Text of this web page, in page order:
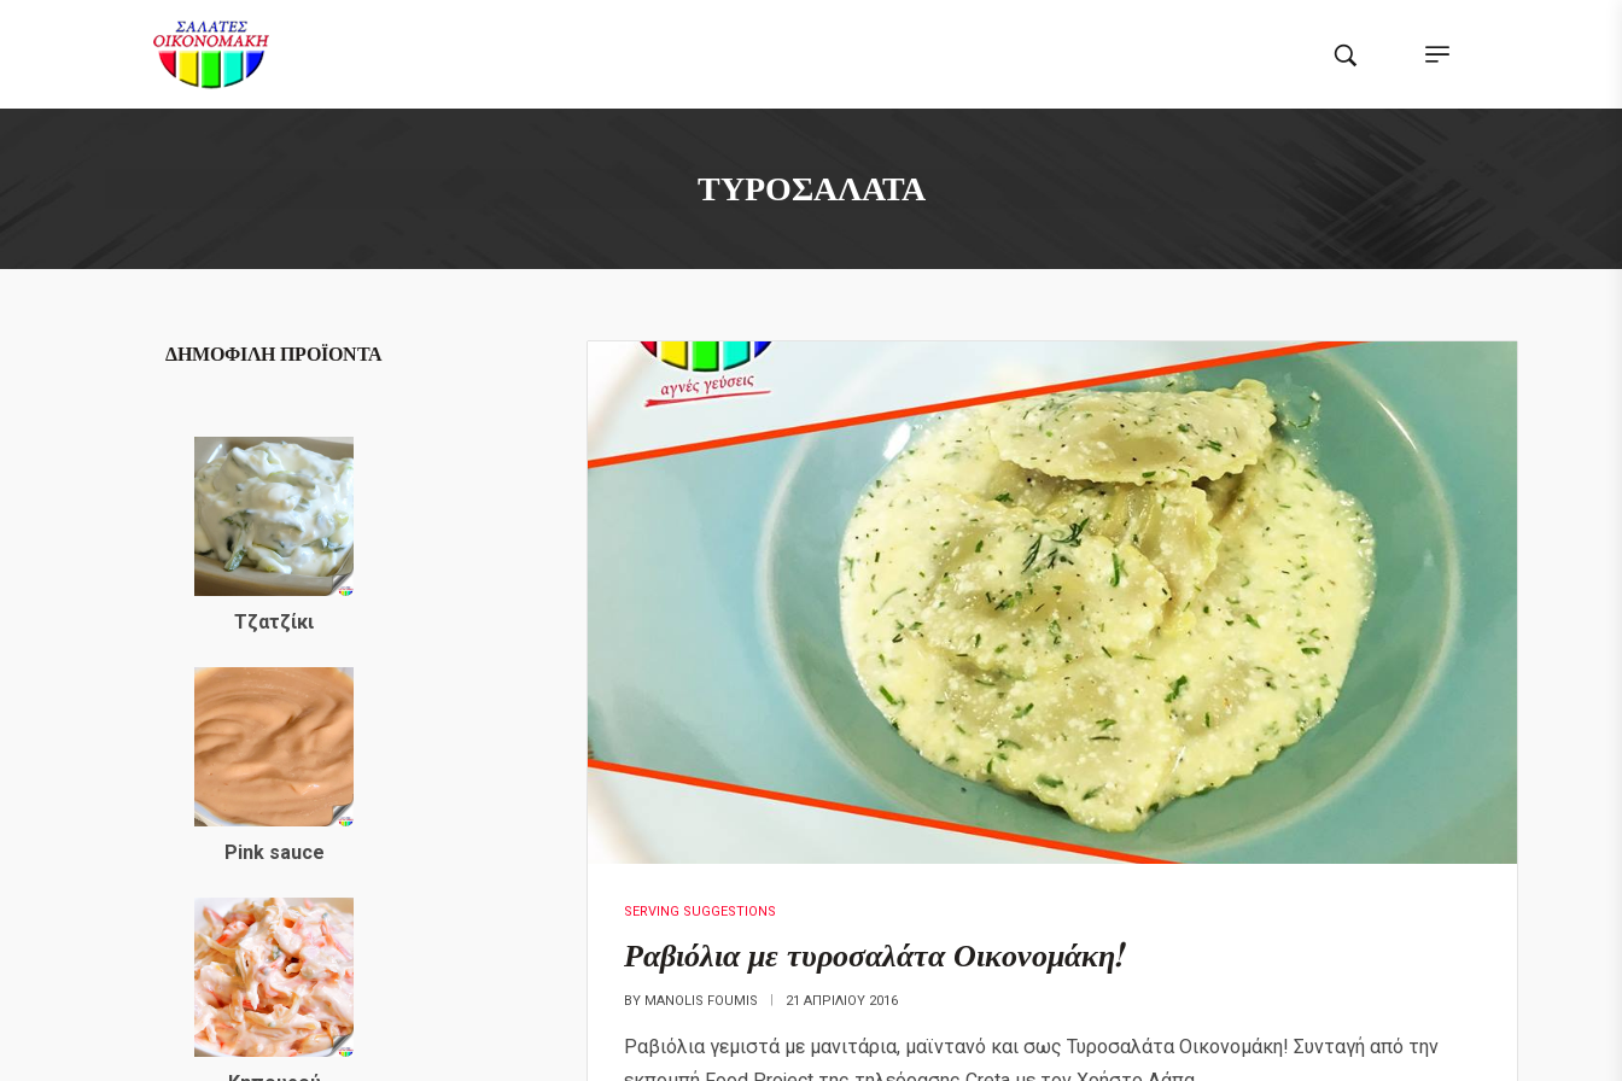
ΤΥΡΟΣΑΛΆΤΑ
ΔΗΜΟΦΙΛΉ ΠΡΟΪΌΝΤΑ
Τζατζίκι
Pink sauce
SERVING SUGGESTIONS
Ραβιόλια με τυροσαλάτα Οικονομάκη!
BY MANOLIS FOUMIS 21 ΑΠΡΙΛΊΟΥ 2016
Ραβιόλια γεμιστά με μανιτάρια, μαϊντανό και σως Τυροσαλάτα Οικονομάκη! Συνταγή από την